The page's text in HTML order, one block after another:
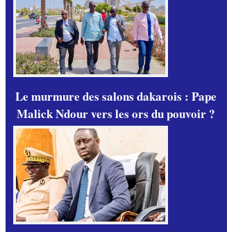
Le murmure des salons dakarois : Pape
Malick Ndour vers les ors du pouvoir ?